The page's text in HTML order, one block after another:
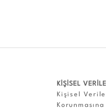
KİŞİSEL
Kişisel